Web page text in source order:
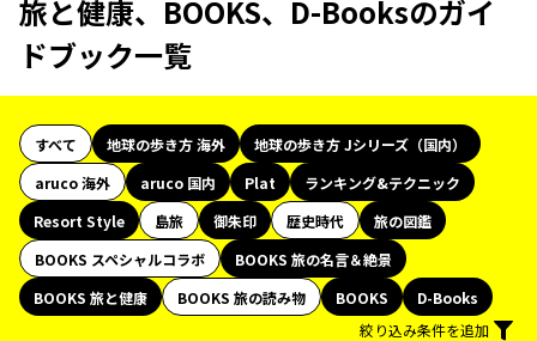
旅と健康、BOOKS、D-Booksのガイ
ドブック一覧
すべて 地球の歩き方 海外
地球の歩き方 Jシリーズ（国内）
aruco 海外
aruco 国内 Plat
ランキング&テクニック
Resort Style
島旅 御朱印 歴史時代
旅の図鑑
BOOKS スペシャルコラボ
BOOKS 旅の名言＆絶景
BOOKS 旅と健康
BOOKS 旅の読み物 BOOKS
D-Books
絞り込み条件を追加